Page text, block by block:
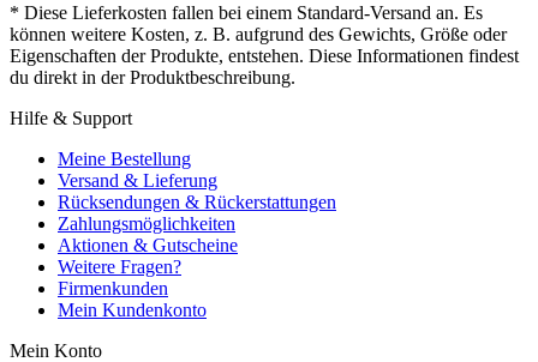
* Diese Lieferkosten fallen bei einem Standard-Versand an. Es
können weitere Kosten, z. B. aufgrund des Gewichts, Größe oder
Eigenschaften der Produkte, entstehen. Diese Informationen findest
du direkt in der Produktbeschreibung.
Hilfe & Support
Meine Bestellung
Versand & Lieferung
Rücksendungen & Rückerstattungen
Zahlungsmöglichkeiten
Aktionen & Gutscheine
Weitere Fragen?
Firmenkunden
Mein Kundenkonto
Mein Konto